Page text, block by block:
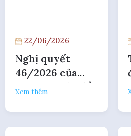
22/06/2026
Nghị quyết
46/2026 của
TANDTC sửa đổi
chuyên trách
của tòa án
Xem thêm